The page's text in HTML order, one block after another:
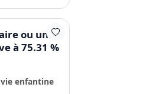
ou un/e
à 75.31 %
enfantine